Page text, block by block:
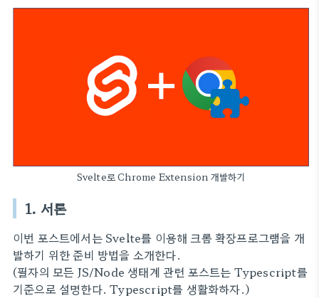
Svelte로 Chrome Extension 개발하기
1. 서론
이번 포스트에서는 Svelte를 이용해 크롬 확장프로그램을 개
발하기 위한 준비 방법을 소개한다.
(필자의 모든 JS/Node 생태계 관련 포스트는 Typescript를
기준으로 설명한다. Typescript를 생활화하자.)